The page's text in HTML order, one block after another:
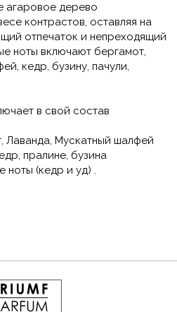
агаровое дерево
контрастов, оставляя на
отпечаток и непреходящий
ноты включают бергамот,
кедр, бузину, пачули,
в свой состав
Лаванда, Мускатный шалфей
пралине, бузина
ноты (кедр и уд) .